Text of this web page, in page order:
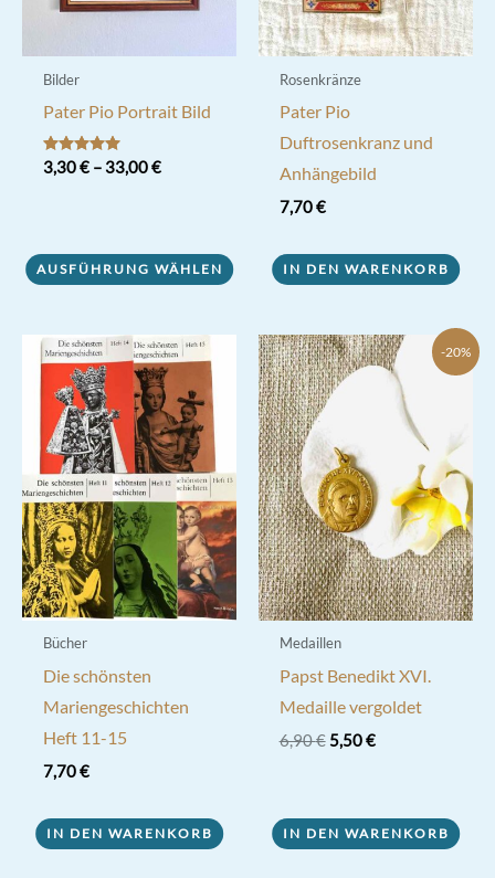
Produktseite
werden
Produktseite
gewählt
werden
Bilder
Pater Pio Portrait Bild
Bewertet mit
5.00
3,30€– 33,00€
AUSFÜHRUNG WÄHLEN
weist
auf.
Die
Optionen
können
auf
der
Produktseite
gewählt
werden
Rosenkränze
Pater Pio
Duftrosenkranz und
Anhängebild
7,70€
IN DEN WARENKORB
Bücher
Die schönsten
Mariengeschichten
Heft 11-15
7,70€
IN DEN WARENKORB
-20%
Medaillen
Papst Benedikt XVI.
Medaille vergoldet
6,90€ Ursprünglicher
5,50€Aktueller
IN DEN WARENKORB